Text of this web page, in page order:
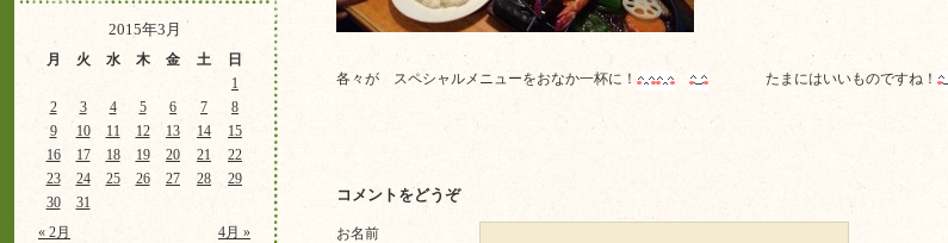
2015年3月
月 火 水 木 金 土 日
« 2月 4月 »
1
2
3 4 5 6 7
8
9
10 11 12 13 14
15
16
17 18 19 20 21
22
23
24 25 26 27 28
29
30
31
各々が スペシャルメニューをおなか一杯に！ たまにはいいものですね！
コメントをどうぞ
お名前